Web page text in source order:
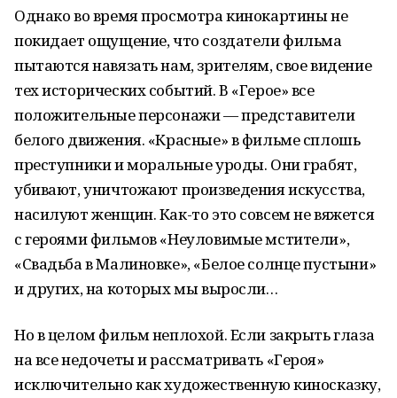
Однако во время просмотра кинокартины не
покидает ощущение, что создатели фильма
пытаются навязать нам, зрителям, свое видение
тех исторических событий. В «Герое» все
положительные персонажи — представители
белого движения. «Красные» в фильме сплошь
преступники и моральные уроды. Они грабят,
убивают, уничтожают произведения искусства,
насилуют женщин. Как-то это совсем не вяжется
с героями фильмов «Неуловимые мстители»,
«Свадьба в Малиновке», «Белое солнце пустыни»
и других, на которых мы выросли…
Но в целом фильм неплохой. Если закрыть глаза
на все недочеты и рассматривать «Героя»
исключительно как художественную киносказку,